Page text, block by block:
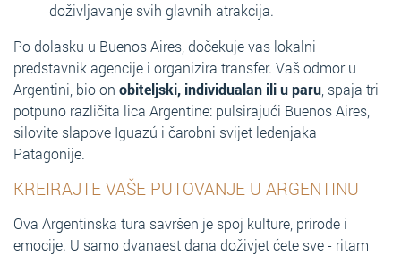
doživljavanje svih glavnih atrakcija.
Po dolasku u Buenos Aires, dočekuje vas lokalni
predstavnik agencije i organizira transfer. Vaš odmor u
Argentini, bio on obiteljski, individualan ili u paru , spaja tri
potpuno različita lica Argentine: pulsirajući Buenos Aires,
silovite slapove Iguazú i čarobni svijet ledenjaka
Patagonije.
KREIRAJTE VAŠE PUTOVANJE U ARGENTINU
Ova Argentinska tura savršen je spoj kulture, prirode i
emocije. U samo dvanaest dana doživjet ćete sve - ritam